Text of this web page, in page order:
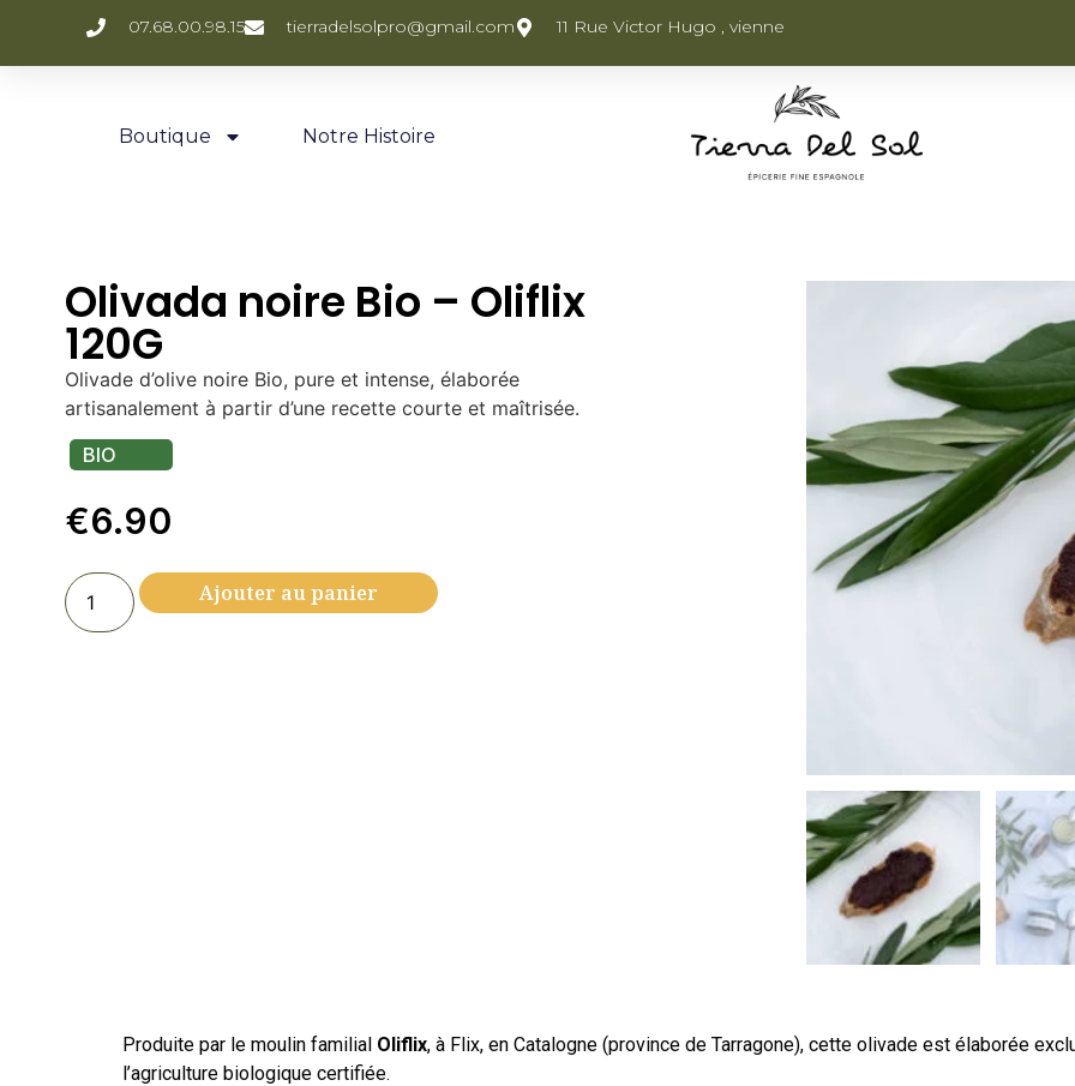
07.68.00.98.15 tierradelsolpro@gmail.com 11 Rue Victor Hugo , vienne
Boutique Notre Histoire
Olivada noire Bio – Oliflix
120G
Olivade d’olive noire Bio, pure et intense, élaborée
artisanalement à partir d’une recette courte et maîtrisée.
BIO
€6.90
Ajouter au panier
Produite par le moulin familial Oliflix, à Flix, en Catalogne (province de Tarragone), cette olivade est élaborée
l’agriculture biologique certifiée.